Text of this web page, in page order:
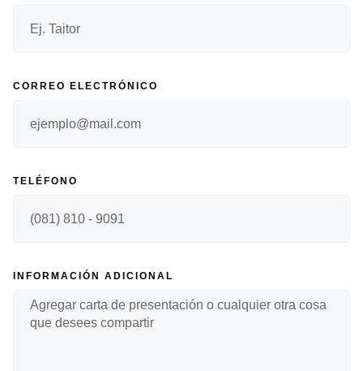
CORREO ELECTRÓNICO
TELÉFONO
INFORMACIÓN ADICIONAL